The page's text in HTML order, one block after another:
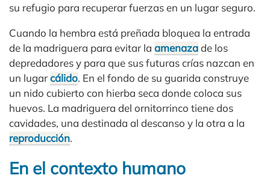
su refugio para recuperar fuerzas en un lugar seguro.
Cuando la hembra está preñada bloquea la entrada
de la madriguera para evitar la amenazade los
depredadores y para que sus futuras crías nazcan en
un lugarcálido. En el fondo de su guarida construye
un nido cubierto con hierba seca donde coloca sus
huevos. La madriguera del ornitorrinco tiene dos
cavidades, una destinada al descanso y la otra a la
reproducción.
En el contexto humano